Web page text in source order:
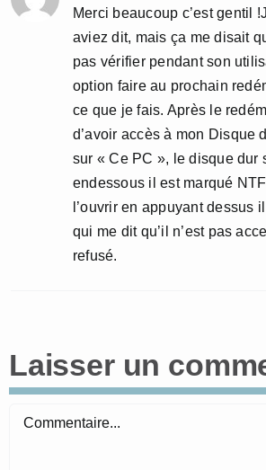
Merci beaucoup c’est gentil
aviez dit, mais ça me disait
pas vérifier pendant son
option faire au prochain
ce que je fais. Après le
d’avoir accès à mon Disque
sur « Ce PC », le disque dur
endessous il est marqué
l’ouvrir en appuyant dessus
qui me dit qu’il n’est pas
refusé.
Laisser un
Commentaire